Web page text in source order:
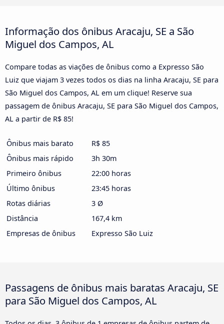
Informação dos ônibus Aracaju, SE a São
Miguel dos Campos, AL
Compare todas as viações de ônibus como a Expresso São
Luiz que viajam 3 vezes todos os dias na linha Aracaju, SE para
São Miguel dos Campos, AL em um clique! Reserve sua
passagem de ônibus Aracaju, SE para São Miguel dos Campos,
AL a partir de R$ 85!
Ônibus mais barato
R$ 85
Ônibus mais rápido
3h 30m
Primeiro ônibus
22:00 horas
Último ônibus
23:45 horas
Rotas diárias
3 Ø
Distância
167,4 km
Empresas de ônibus
Expresso São Luiz
Passagens de ônibus mais baratas Aracaju, SE
para São Miguel dos Campos, AL